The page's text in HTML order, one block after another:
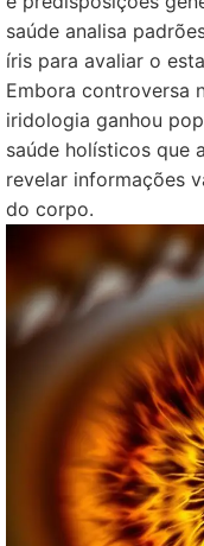
saúde analisa
íris para avaliar o
Embora controversa
iridologia ganhou
saúde holísticos que
revelar informações
do corpo.